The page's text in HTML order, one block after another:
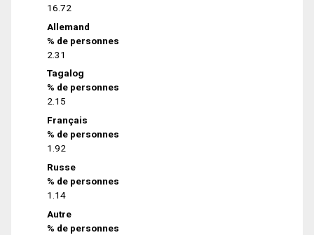
16.72
Allemand
% de personnes
2.31
Tagalog
% de personnes
2.15
Français
% de personnes
1.92
Russe
% de personnes
1.14
Autre
% de personnes